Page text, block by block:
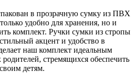
в прозрачную сумку из ПВХ
удобно для хранения, но и
комплект. Ручки сумки из стропы
акцент и удобство в
наш комплект идеальным
стремящихся обеспечить
детям.